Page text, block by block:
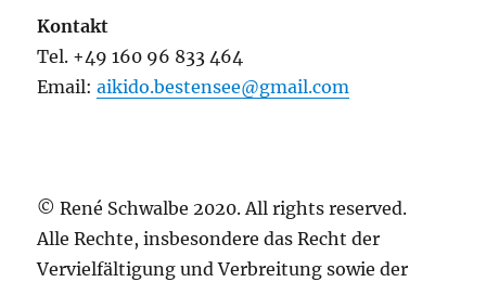
Kontakt
Tel. +49 160 96 833 464
Email:aikido.bestensee@gmail.com
© René Schwalbe 2020. All rights reserved.
Alle Rechte, insbesondere das Recht der
Vervielfältigung und Verbreitung sowie der